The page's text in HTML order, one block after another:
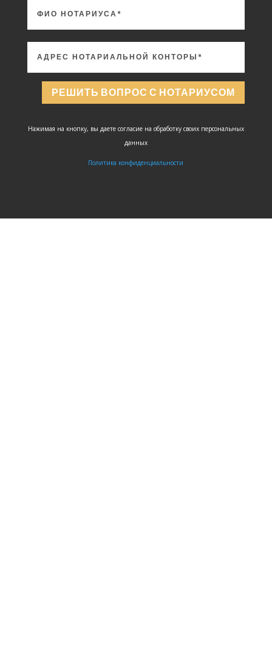
РЕШИТЬ ВОПРОС С НОТАРИУСОМ
Нажимая на кнопку, вы даете согласие на обработку своих персональных
данных
Политика конфиденциальности